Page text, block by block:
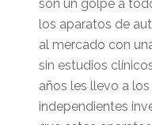
son un golpe a
los aparatos de
al mercado con
sin estudios
años les llevo a
independientes